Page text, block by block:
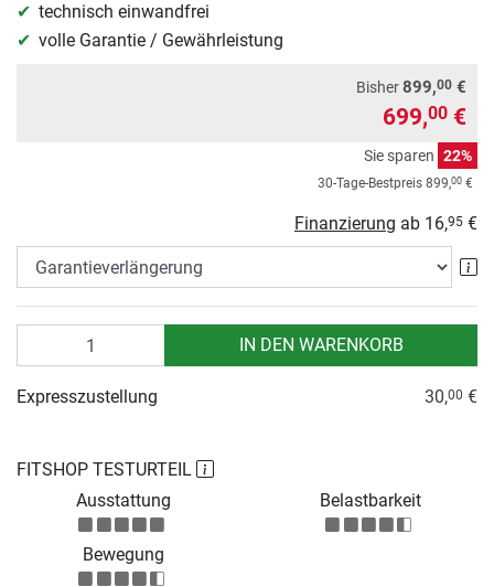
technisch einwandfrei
volle Garantie / Gewährleistung
Bisher899,00 €
699,00 €
Sie sparen 22%
30-Tage-Bestpreis 899,00 €
Finanzierung ab 16,95 €
IN DEN WARENKORB
FITSHOP TESTURTEIL
Ausstattung
Belastbarkeit
Bewegung
Expresszustellung 30,00 €